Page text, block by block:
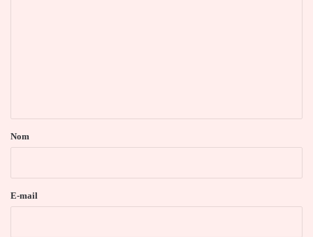
a
e
Nom
E-mail